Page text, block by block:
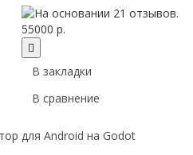
55000 р.
В закладки
В сравнение